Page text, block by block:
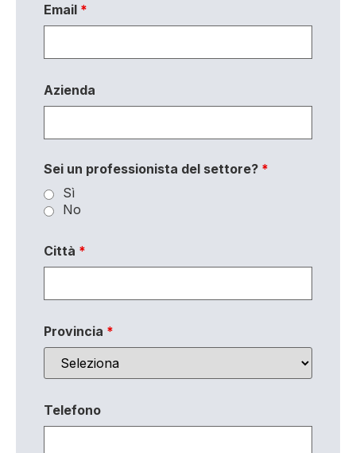
Email *
Azienda
Sei un professionista del settore? *
Sì
No
Città *
Provincia *
Telefono